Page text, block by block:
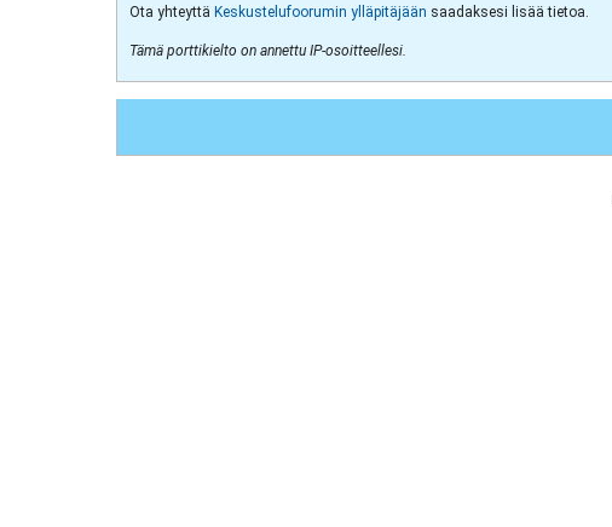
Ota yhteyttä Keskustelufoorumin ylläpitäjään saadaksesi lisää tietoa.
Tämä porttikielto on annettu IP-osoitteellesi.